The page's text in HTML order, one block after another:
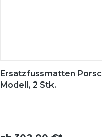
Ersatzfussmatten
Modell, 2 Stk.